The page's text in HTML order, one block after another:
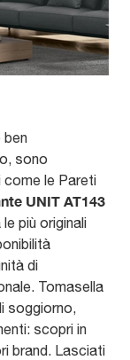
ben
sono
come le Pareti
UNIT AT143
più originali
di
Tomasella
soggiorno,
scopri in
brand. Lasciati